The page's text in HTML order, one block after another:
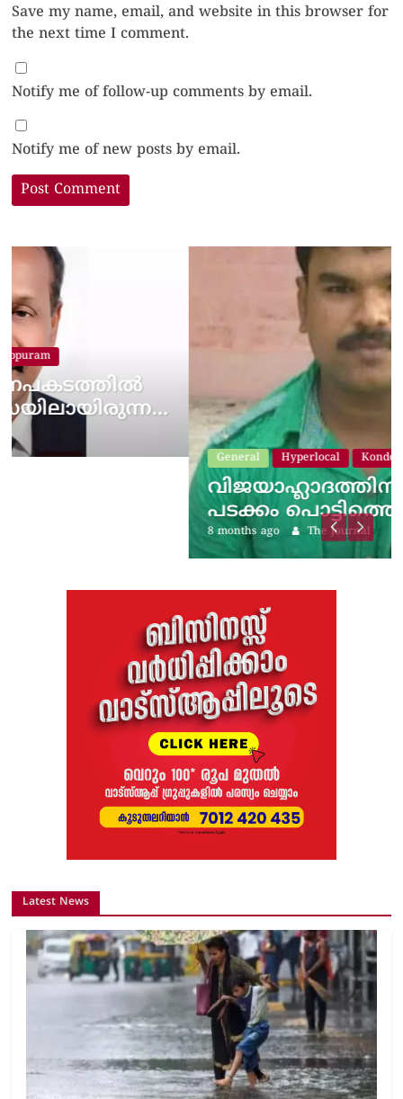
Save my name, email, and website in this browser for
the next time I comment.
Notify me of follow-up comments by email.
Notify me of new posts by email.
General Hyperlocal Kondotty
വിജയാഹ്ലാദത്തിനിടെ സ്കൂട്ടറിലെ
പടക്കം പൊട്ടിത്തെറിച്ചു;…
The Journal
Latest News